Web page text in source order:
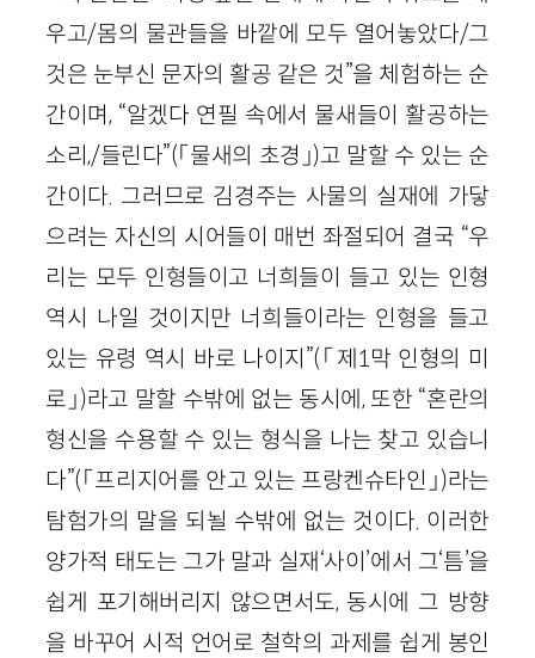
우고/몸의 물관들을 바깥에 모두 열어놓았다/그
것은 눈부신 문자의 활공 같은 것”을 체험하는 순
간이며, “알겠다 연필 속에서 물새들이 활공하는
소리,/들린다”(「물새의 초경」)고 말할 수 있는 순
간이다. 그러므로 김경주는 사물의 실재에 가닿
으려는 자신의 시어들이 매번 좌절되어 결국 “우
리는 모두 인형들이고 너희들이 들고 있는 인형
역시 나일 것이지만 너희들이라는 인형을 들고
있는 유령 역시 바로 나이지”(「제1막 인형의 미
로」)라고 말할 수밖에 없는 동시에, 또한 “혼란의
형신을 수용할 수 있는 형식을 나는 찾고 있습니
다”(「프리지어를 안고 있는 프랑켄슈타인」)라는
탐험가의 말을 되뇔 수밖에 없는 것이다. 이러한
양가적 태도는 그가 말과 실재‘사이’에서 그‘틈’을
쉽게 포기해버리지 않으면서도, 동시에 그 방향
을 바꾸어 시적 언어로 철학의 과제를 쉽게 봉인